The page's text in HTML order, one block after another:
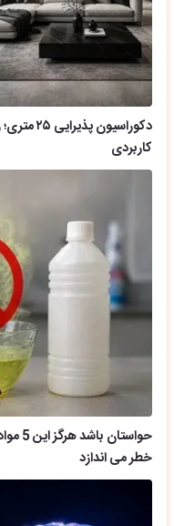
کاربردی
خطر می اندازد